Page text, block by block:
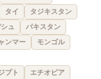
タイ
タジキスタン
ュ
パキスタン
ンマー
モンゴル
プト
エチオピア